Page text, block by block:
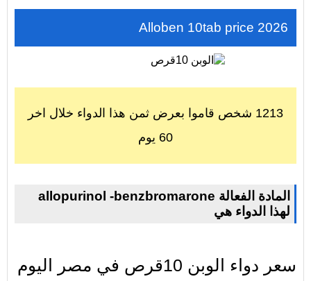
Alloben 10tab price 2026
1213 شخص قاموا بعرض ثمن هذا الدواء خلال اخر
60 يوم
allopurinol -benzbromarone المادة الفعالة
لهذا الدواء هي
سعر دواء الوبن 10قرص في مصر اليوم